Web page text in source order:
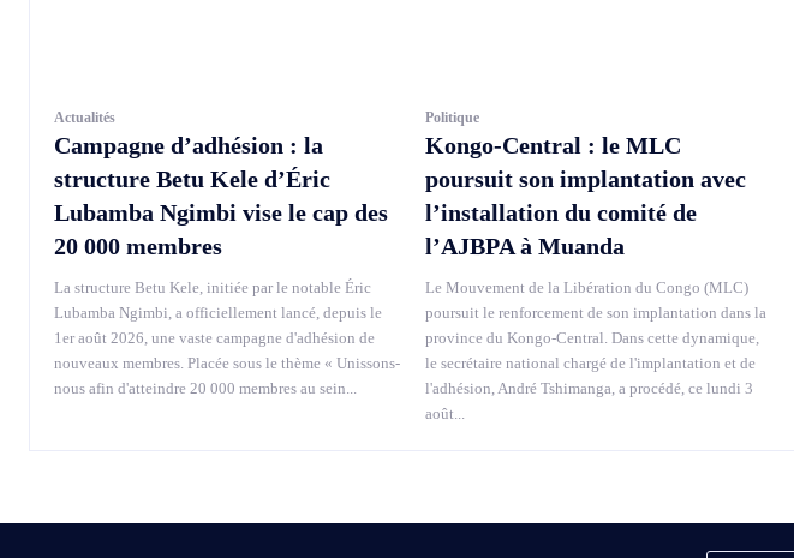
Actualités
Campagne d’adhésion : la
structure Betu Kele d’Éric
Lubamba Ngimbi vise le cap des
20 000 membres
La structure Betu Kele, initiée par le notable Éric
Lubamba Ngimbi, a officiellement lancé, depuis le
1er août 2026, une vaste campagne d'adhésion de
nouveaux membres. Placée sous le thème « Unissons-
nous afin d'atteindre 20 000 membres au sein...
Politique
Kongo-Central : le MLC
poursuit son implantation avec
l’installation du comité de
l’AJBPA à Muanda
Le Mouvement de la Libération du Congo (MLC)
poursuit le renforcement de son implantation dans la
province du Kongo-Central. Dans cette dynamique,
le secrétaire national chargé de l'implantation et de
l'adhésion, André Tshimanga, a procédé, ce lundi 3
août...